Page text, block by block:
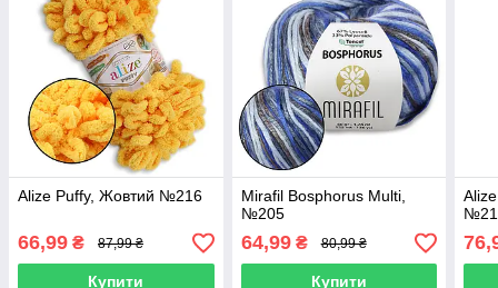
Alize Puffy, Жовтий №216
66,99 ₴ 87,99 ₴
Купити
Mirafil Bosphorus Multi,
№205
64,99₴ 80,99 ₴
Купити